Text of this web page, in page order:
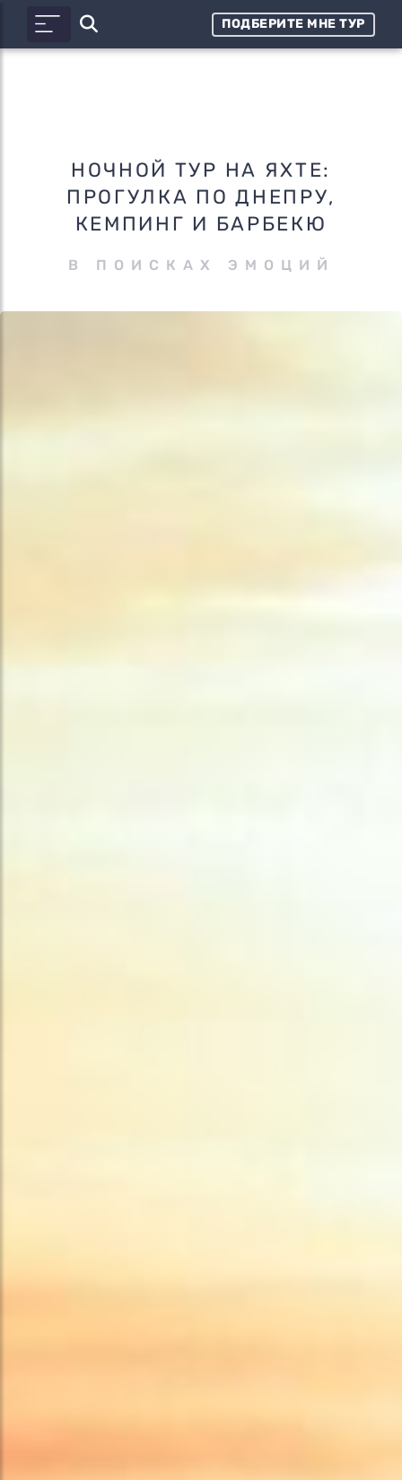
ПОДБЕРИТЕ МНЕ ТУР
НОЧНОЙ ТУР НА ЯХТЕ:
ПРОГУЛКА ПО ДНЕПРУ,
КЕМПИНГ И БАРБЕКЮ
В ПОИСКАХ ЭМОЦИЙ